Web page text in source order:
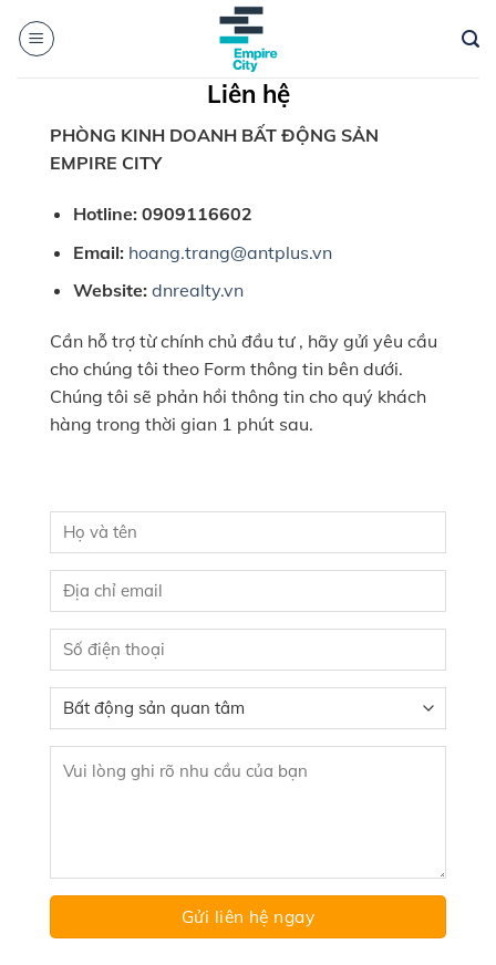
Liên hệ
PHÒNG KINH DOANH BẤT ĐỘNG SẢN
EMPIRE CITY
Hotline: 0909116602
Email: hoang.trang@antplus.vn
Website: dnrealty.vn
Cần hỗ trợ từ chính chủ đầu tư , hãy gửi yêu cầu
cho chúng tôi theo Form thông tin bên dưới.
Chúng tôi sẽ phản hồi thông tin cho quý khách
hàng trong thời gian 1 phút sau.